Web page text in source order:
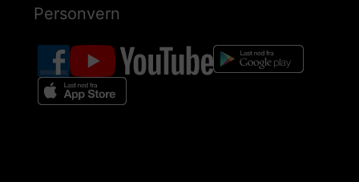
Personvern